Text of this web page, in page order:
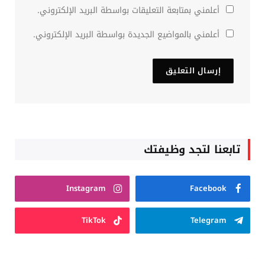
أعلمني بمتابعة التعليقات بواسطة البريد الإلكتروني.
أعلمني بالمواضيع الجديدة بواسطة البريد الإلكتروني.
تابعنا لتجد وظيفتك
Facebook
Instagram
Telegram
TikTok